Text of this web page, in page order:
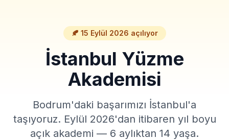
🍂 15 Eylül 2026 açılıyor
İstanbul Yüzme
Akademisi
Bodrum'daki başarımızı İstanbul'a
taşıyoruz. Eylül 2026'dan itibaren yıl boyu
açık akademi — 6 aylıktan 14 yaşa.